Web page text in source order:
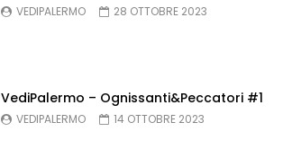
VEDIPALERMO 28 OTTOBRE 2023
VediPalermo – Ognissanti&Peccatori #1
VEDIPALERMO 14 OTTOBRE 2023